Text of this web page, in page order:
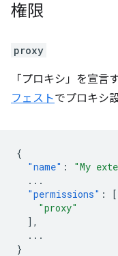
権限
proxy
「プロキシ」を宣言
フェストでプロキシ
{
"name" : "My
...
"permissions" :
[
"proxy"
],
...
}